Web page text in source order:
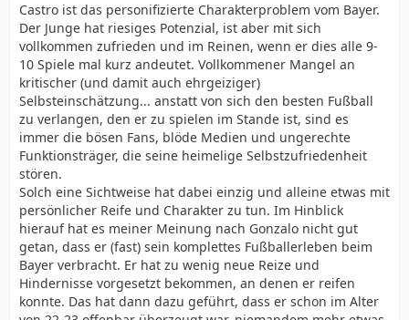
Castro ist das personifizierte Charakterproblem vom Bayer.
Der Junge hat riesiges Potenzial, ist aber mit sich
vollkommen zufrieden und im Reinen, wenn er dies alle 9-
10 Spiele mal kurz andeutet. Vollkommener Mangel an
kritischer (und damit auch ehrgeiziger)
Selbsteinschätzung... anstatt von sich den besten Fußball
zu verlangen, den er zu spielen im Stande ist, sind es
immer die bösen Fans, blöde Medien und ungerechte
Funktionsträger, die seine heimelige Selbstzufriedenheit
stören.
Solch eine Sichtweise hat dabei einzig und alleine etwas mit
persönlicher Reife und Charakter zu tun. Im Hinblick
hierauf hat es meiner Meinung nach Gonzalo nicht gut
getan, dass er (fast) sein komplettes Fußballerleben beim
Bayer verbracht. Er hat zu wenig neue Reize und
Hindernisse vorgesetzt bekommen, an denen er reifen
konnte. Das hat dann dazu geführt, dass er schon im Alter